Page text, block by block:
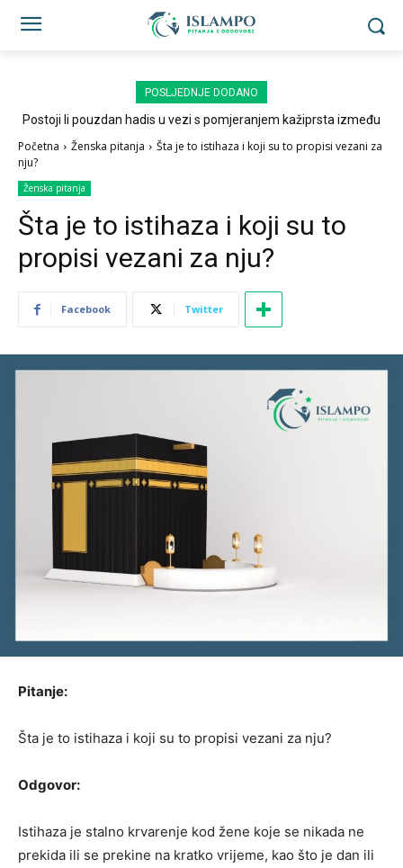
POSLJEDNJE DODANO
Postoji li pouzdan hadis u vezi s pomjeranjem kažiprsta između
Početna Ženska pitanja
Šta je to istihaza i koji su to propisi vezani za
nju?
Ženska pitanja
Šta je to istihaza i koji su to
propisi vezani za nju?
Facebook Twitter
Pitanje:
Šta je to istihaza i koji su to propisi vezani za nju?
Odgovor:
Istihaza je stalno krvarenje kod žene koje se nikada ne
prekida ili se prekine na kratko vrijeme, kao što je dan ili